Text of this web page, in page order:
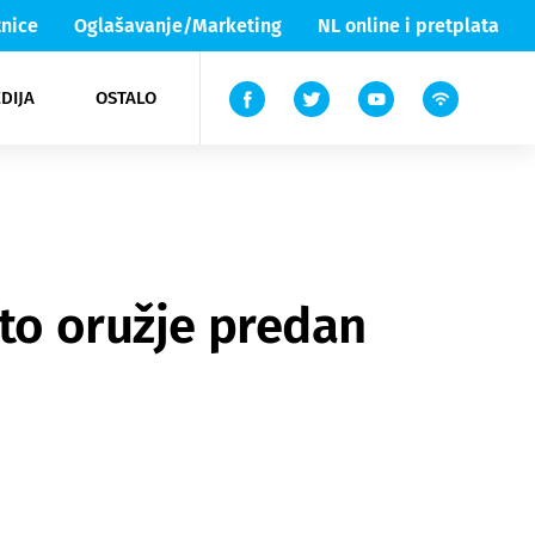
Oglašavanje/Marketing NL online i pretplata
OSTALO
Lika & Senj
TV
oružje predan